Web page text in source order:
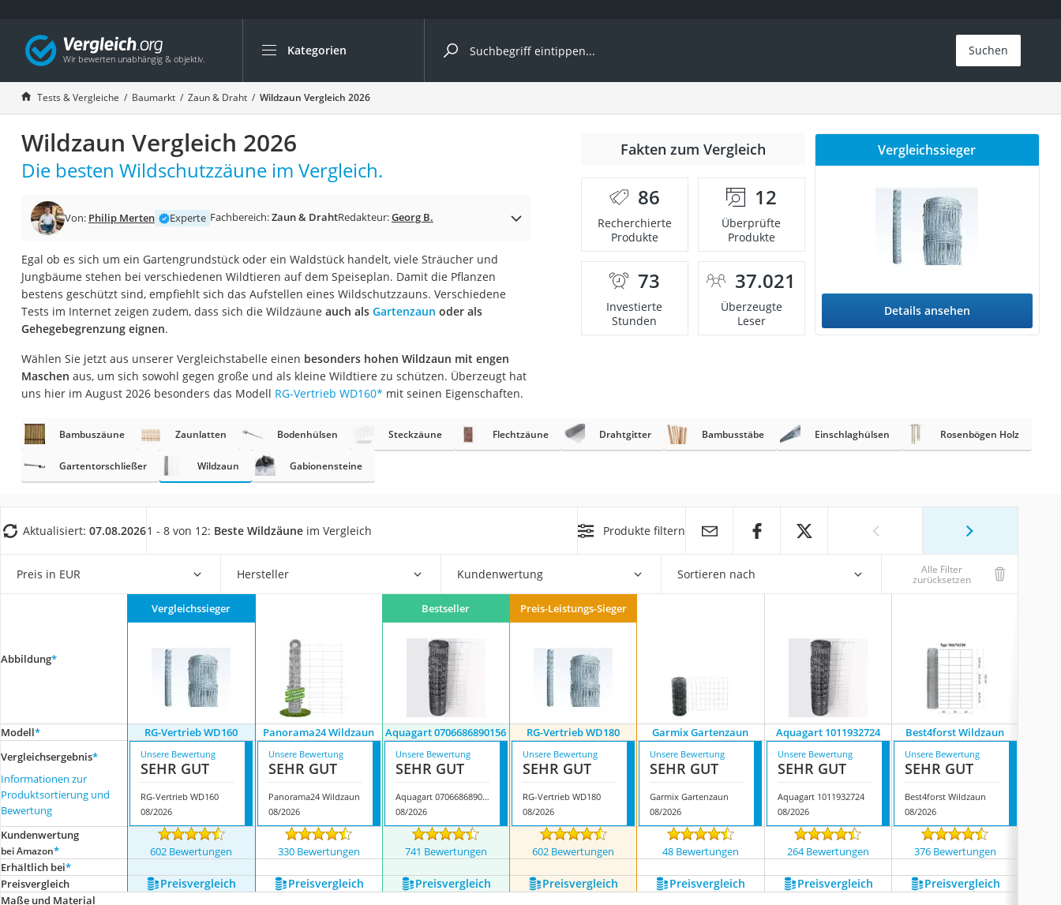
Kategorien
Die beliebtesten Vergleiche nach Kategorie
Baumarkt
Tresor feuerfest
Makita-Akku-Rasenmäher
Kappsäge
Smartes Türschloss
Akku-Rasentrimmer
Split-Klimaanlage 2 Innengeräte
Pelletofen
Bohrmaschine
Fliesenschneider
Hochdruckreiniger
Überwachungskamera
Benzinrasenmäher mit Elektrostart
Winterharte Palmen
Gasdurchlauferhitzer
Suchen
Tests & Vergleiche Baumarkt Zaun & Draht Wildzaun Vergleich 2026
Wildzaun Vergleich 2026
Die besten Wildschutzzäune im Vergleich.
Von: Philip Merten Experte Fachbereich:Zaun & DrahtRedakteur:Georg B.
Egal ob es sich um ein Gartengrundstück oder ein Waldstück handelt, viele Sträucher und
Jungbäume stehen bei verschiedenen Wildtieren auf dem Speiseplan. Damit die Pflanzen
bestens geschützt sind, empfiehlt sich das Aufstellen eines Wildschutzzauns. Verschiedene
Tests im Internet zeigen zudem, dass sich die Wildzäune auch als Gartenzaun oder als
Gehegebegrenzung eignen.
Wählen Sie jetzt aus unserer Vergleichstabelle einen besonders hohen Wildzaun mit engen
Maschen aus, um sich sowohl gegen große und als kleine Wildtiere zu schützen. Überzeugt hat
uns hier im August 2026 besonders das Modell RG-Vertrieb WD160* mit seinen Eigenschaften.
Fakten zum Vergleich
86
Recherchierte
Produkte
12
Überprüfte
Produkte
73
Investierte
Stunden
37.021
Überzeugte
Leser
Vergleichssieger
Details ansehen
Bambuszäune Zaunlatten Bodenhülsen Steckzäune Flechtzäune Drahtgitter Bambusstäbe Einschlaghülsen Rosenbögen Holz
Gartentorschließer Wildzaun Gabionensteine
Aktualisiert: 07.08.20261 - 8 von 12: Beste Wildzäune im Vergleich Produkte filtern
Preis in EUR Hersteller Kundenwertung Sortieren nach Alle Filter
zurücksetzen
Abbildung*
Vergleichssieger Bestseller Preis-Leistungs-Sieger
Modell* RG-Vertrieb WD160 Panorama24 Wildzaun Aquagart 0706686890156 RG-Vertrieb WD180 Garmix Gartenzaun Aquagart 1011932724 Best4forst Wildzaun
Vergleichsergebnis*
Informationen zur
Produktsortierung und
Bewertung
Unsere Bewertung
SEHR GUT
RG-Vertrieb WD160
08/2026
Unsere Bewertung
SEHR GUT
Panorama24 Wildzaun
08/2026
Unsere Bewertung
SEHR GUT
Aquagart 0706686890156
08/2026
Unsere Bewertung
SEHR GUT
RG-Vertrieb WD180
08/2026
Unsere Bewertung
SEHR GUT
Garmix Gartenzaun
08/2026
Unsere Bewertung
SEHR GUT
Aquagart 1011932724
08/2026
Unsere Bewertung
SEHR GUT
Best4forst Wildzaun
08/2026
Kundenwertung
bei Amazon* 602 Bewertungen 330 Bewertungen 741 Bewertungen 602 Bewertungen 48 Bewertungen 264 Bewertungen 376 Bewertungen
Erhältlich bei*
Preis­vergleich
Preis­vergleich Preis­vergleich Preis­vergleich Preis­vergleich Preis­vergleich Preis­vergleich Preis­vergleich
Maße und Material